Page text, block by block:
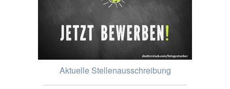
Aktuelle Stellenausschreibung